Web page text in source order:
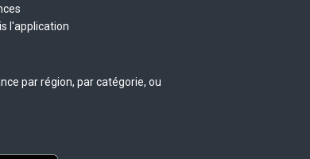
l'application
par région, par catégorie, ou